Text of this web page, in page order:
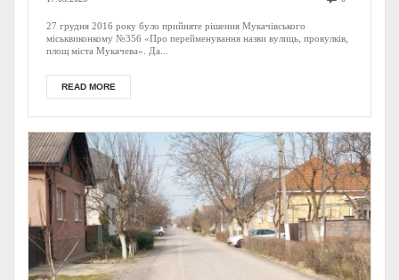
27 грудня 2016 року було прийняте рішення Мукачівського
міськвиконкому №356 «Про перейменування назви вулиць, провулків,
площ міста Мукачева». Да...
READ MORE